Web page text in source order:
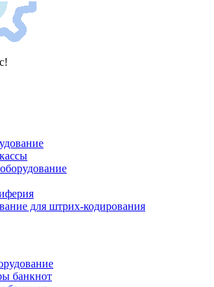
для штрих-кодирования
банкнот